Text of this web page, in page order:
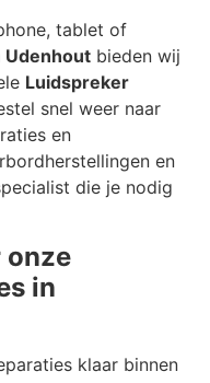
tablet of
Udenhout bieden wij
Luidspreker
snel weer naar
en
en
die je nodig
onze
in
klaar binnen